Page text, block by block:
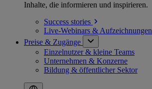
Inhalte, die informieren und inspirieren.
Success stories
Live-Webinars & Aufzeichnungen
Preise & Zugänge
Einzelnutzer & kleine Teams
Unternehmen & Konzerne
Bildung & öffentlicher Sektor